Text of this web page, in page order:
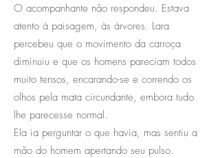
O acompanhante não respondeu. Estava
atento à paisagem, às árvores. Lara
percebeu que o movimento da carroça
diminuiu e que os homens pareciam todos
muito tensos, encarando-se e correndo os
olhos pela mata circundante, embora tudo
lhe parecesse normal.
Ela ia perguntar o que havia, mas sentiu a
mão do homem apertando seu pulso.